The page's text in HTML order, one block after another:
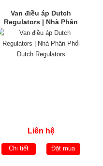
Van điều áp Dutch
Regulators | Nhà Phân
Phối Dutch Regulators
Liên hệ
Chi tiết Đặt mua